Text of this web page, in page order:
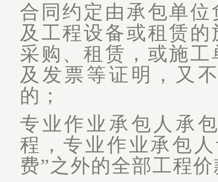
合同约定由承包单
及工程设备或租赁
采购、租赁，或施
及发票等证明，又
的；
专业作业承包人承
程，专业作业承包
费”之外的全部工程